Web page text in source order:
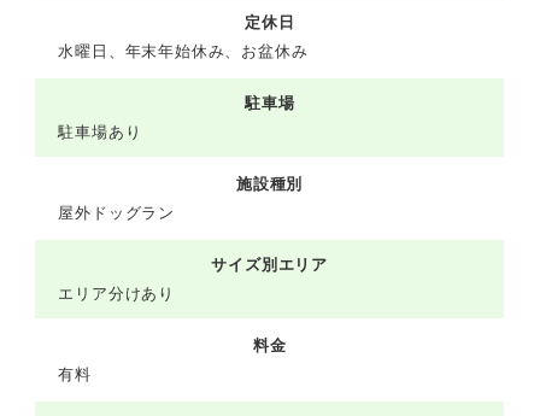
定休日
水曜日、年末年始休み、お盆休み
駐車場
駐車場あり
施設種別
屋外ドッグラン
サイズ別エリア
エリア分けあり
料金
有料